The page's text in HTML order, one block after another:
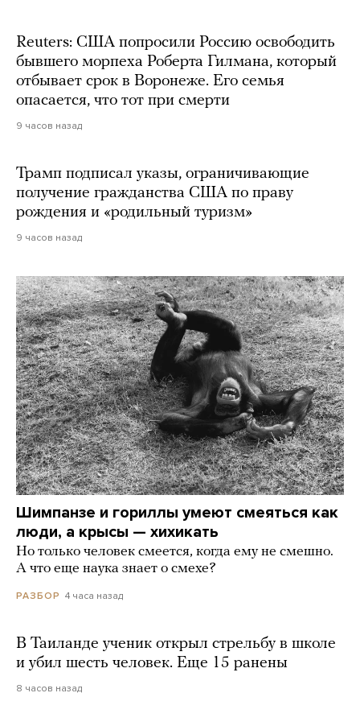
Reuters: США попросили Россию освободить
бывшего морпеха Роберта Гилмана, который
отбывает срок в Воронеже. Его семья
опасается, что тот при смерти
9 часов назад
Трамп подписал указы, ограничивающие
получение гражданства США по праву
рождения и «родильный туризм»
9 часов назад
Шимпанзе и гориллы умеют смеяться как
люди, а крысы — хихикать
Но только человек смеется, когда ему не смешно.
А что еще наука знает о смехе?
РАЗБОР 4 часа назад
В Таиланде ученик открыл стрельбу в школе
и убил шесть человек. Еще 15 ранены
8 часов назад